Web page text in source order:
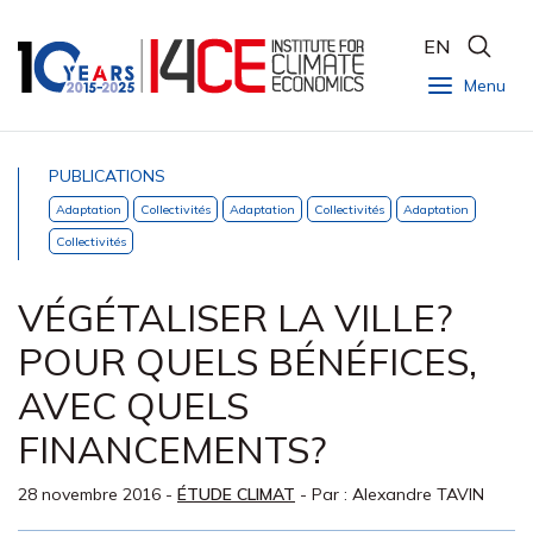
Menu
EN
PUBLICATIONS
Adaptation Collectivités Adaptation Collectivités
Adaptation
Collectivités
VÉGÉTALISER LA VILLE?
POUR QUELS BÉNÉFICES,
AVEC QUELS
FINANCEMENTS?
28 novembre 2016 - ÉTUDE CLIMAT - Par : Alexandre TAVIN